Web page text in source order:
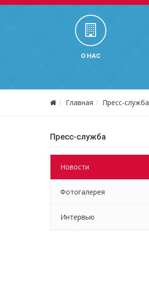
О НАС
Главная Пресс-служба
Пресс-служба
Новости
Фотогалерея
Интервью